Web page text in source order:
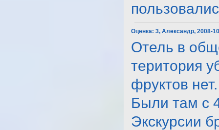
Оценка:3, Александр, 2008-
Отель в
територия
фруктов нет.
Были там с
Экскурсии